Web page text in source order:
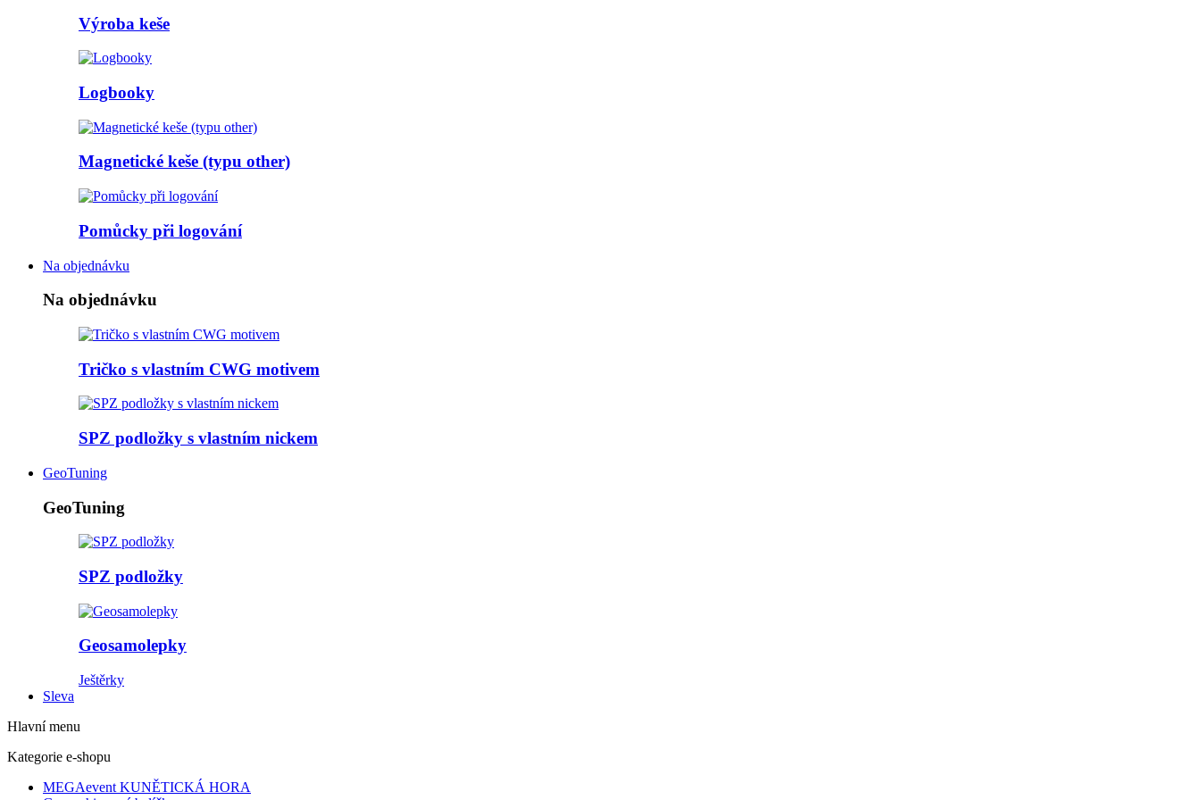
Výroba keše
Logbooky
Magnetické keše (typu other)
Pomůcky při logování
Na objednávku
Na objednávku
Tričko s vlastním CWG motivem
SPZ podložky s vlastním nickem
GeoTuning
GeoTuning
SPZ podložky
Geosamolepky
Ještěrky
Sleva
Hlavní menu
Kategorie e-shopu
MEGAevent KUNĚTICKÁ HORA